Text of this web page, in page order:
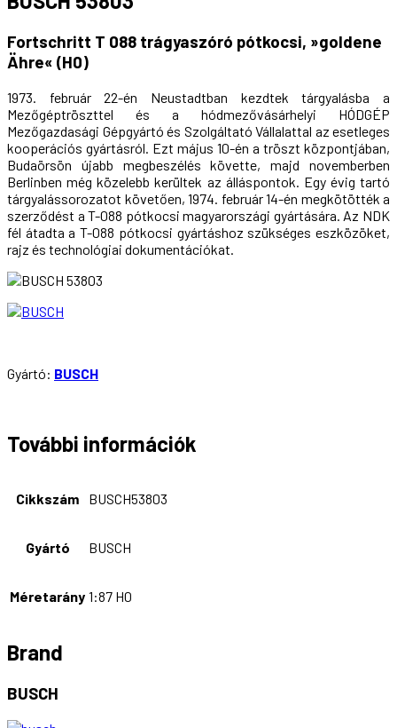
Fortschritt T 088 trágyaszóró pótkocsi, »goldene
Ähre« (H0)
1973. február 22-én Neustadtban kezdtek tárgyalásba a
Mezőgéptröszttel és a hódmezővásárhelyi HÓDGÉP
Mezőgazdasági Gépgyártó és Szolgáltató Vállalattal az esetleges
kooperációs gyártásról. Ezt május 10-én a tröszt központjában,
Budaörsön újabb megbeszélés követte, majd novemberben
Berlinben még közelebb kerültek az álláspontok. Egy évig tartó
tárgyalássorozatot követően, 1974. február 14-én megkötötték a
szerződést a T-088 pótkocsi magyarországi gyártására. Az NDK
fél átadta a T-088 pótkocsi gyártáshoz szükséges eszközöket,
rajz és technológiai dokumentációkat.
Gyártó: BUSCH
További információk
Cikkszám BUSCH53803
Gyártó BUSCH
Méretarány 1:87 H0
Brand
BUSCH